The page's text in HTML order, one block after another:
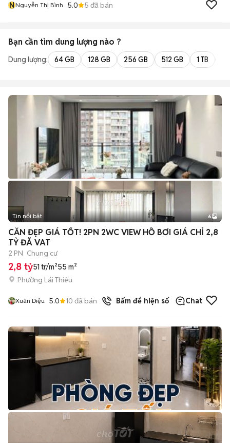
NNguyễn Thị Bình 5.0 5 đã bán
Bạn cần tìm dung lượng nào ?
Dung lượng: 64 GB 128 GB 256 GB 512 GB 1 TB
+2
Tin nổi bật 6
CĂN ĐẸP GIÁ TỐT! 2PN 2WC VIEW HỒ BƠI GIÁ CHỈ 2,8
TỶ ĐÃ VAT
2 PN Chung cư
2,8 tỷ51 tr/m²55 m²
Phường Lái Thiêu
Xuân Diệu 5.0 10 đã bán Bấm để hiện số Chat